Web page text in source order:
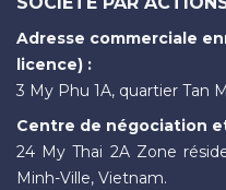
Adresse commerciale
licence) :
3 My Phu 1A, quartier Tan
Centre de négociation
24 My Thai 2A Zone
Minh-Ville, Vietnam.